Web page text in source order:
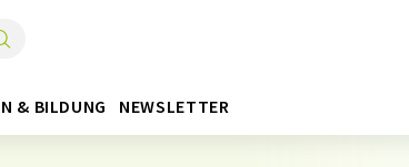
& BILDUNG NEWSLETTER